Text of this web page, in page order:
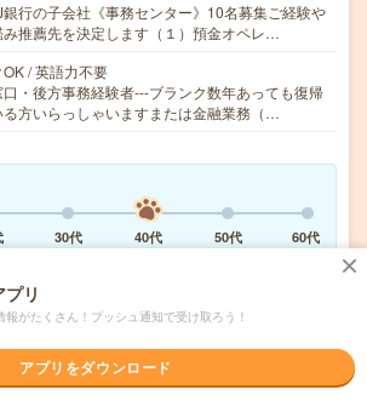
銀行の子会社《事務センター》10名募集ご経験や
み推薦先を決定します（１）預金オペレ…
/ 英語力不要
口・後方事務経験者---ブランク数年あっても復帰
る方いらっしゃいますまたは金融業務（…
30代 40代 50代
60代
リ
報がたくさん！プッシュ通知で受け取ろう！
アプリをダウンロード